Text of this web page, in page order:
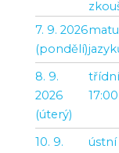
7. 9. 2026
(pondělí)
8. 9.
2026
(úterý)
10. 9.